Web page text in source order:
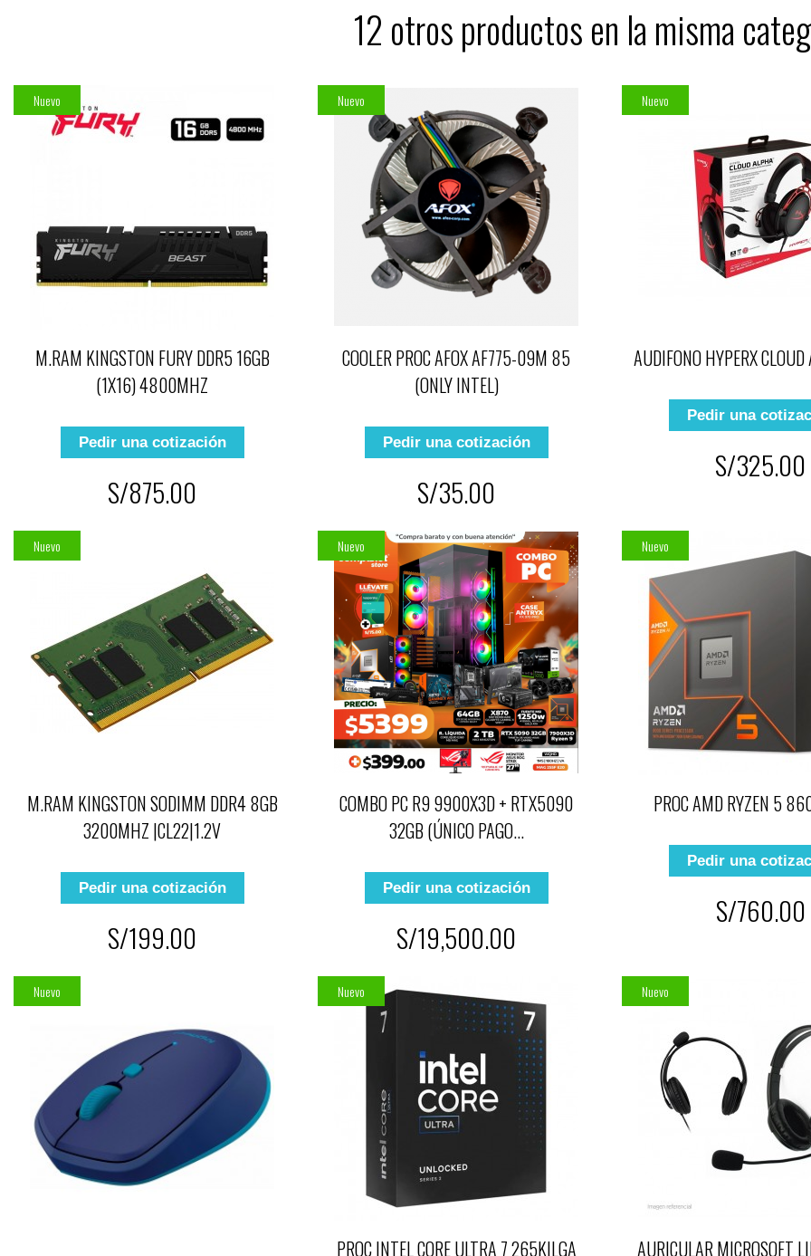
12 otros productos en la misma
Nuevo
M.RAM KINGSTON FURY DDR5 16GB
(1X16) 4800MHZ
Pedir una cotización
S/875.00
Nuevo
COOLER PROC AFOX AF775-09M 85
(ONLY INTEL)
Pedir una cotización
S/35.00
Nuevo
AUDIFONO HYPERX
Pedir una
S/325.00
Nuevo
M.RAM KINGSTON SODIMM DDR4 8GB
3200MHZ |CL22|1.2V
Pedir una cotización
S/199.00
Nuevo
COMBO PC R9 9900X3D + RTX5090
32GB (ÚNICO PAGO...
Pedir una cotización
S/19,500.00
Nuevo
PROC AMD RYZEN 5
Pedir una
S/760.00
Nuevo Nuevo
PROC INTEL CORE ULTRA 7 265K|LGA
Nuevo
AURICULAR MICROSOFT